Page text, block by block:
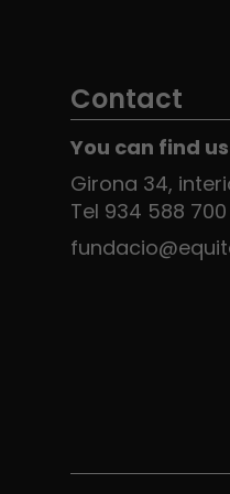
Contact
You can find
Girona 34,
Tel 934 588 700